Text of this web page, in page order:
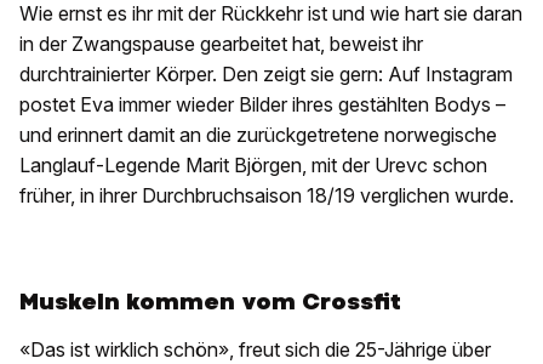
Wie ernst es ihr mit der Rückkehr ist und wie hart sie daran
in der Zwangspause gearbeitet hat, beweist ihr
durchtrainierter Körper. Den zeigt sie gern: Auf Instagram
postet Eva immer wieder Bilder ihres gestählten Bodys –
und erinnert damit an die zurückgetretene norwegische
Langlauf-Legende Marit Björgen, mit der Urevc schon
früher, in ihrer Durchbruchsaison 18/19 verglichen wurde.
Muskeln kommen vom Crossfit
«Das ist wirklich schön», freut sich die 25-Jährige über